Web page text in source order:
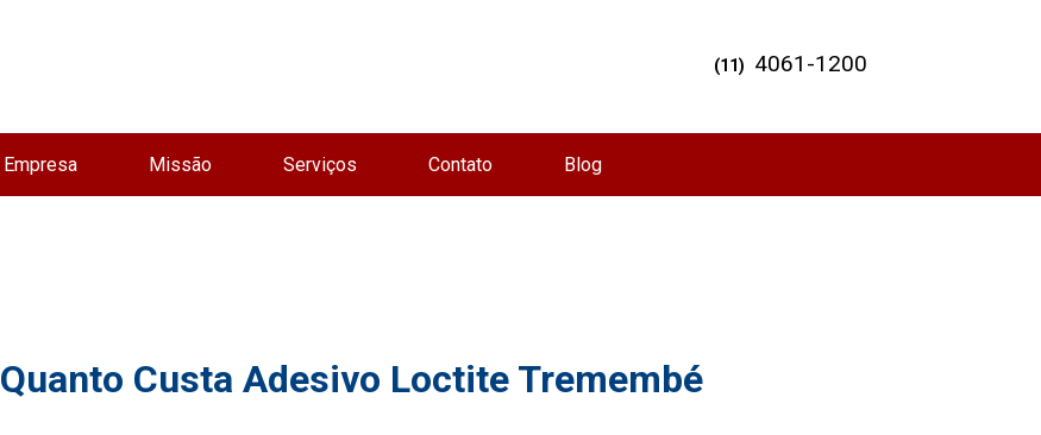
Empresa Missão Serviços Contato Blog
(11) 4061-1200
Quanto Custa Adesivo Loctite Tremembé